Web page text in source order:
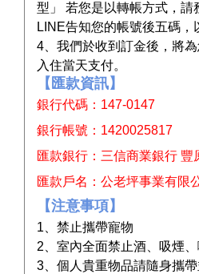
型」 若您是以轉帳方式，請
LINE告知您的帳號後五碼，
4、我們於收到訂金後，將
入住當天支付。
【匯款資訊】
銀行代碼：147-0147
銀行帳號：1420025817
匯款銀行：三信商業銀行 豐
匯款戶名：公老坪事業有限
【注意事項】
1、禁止攜帶寵物
2、室內全面禁止酒、吸煙、
3、個人貴重物品請隨身攜